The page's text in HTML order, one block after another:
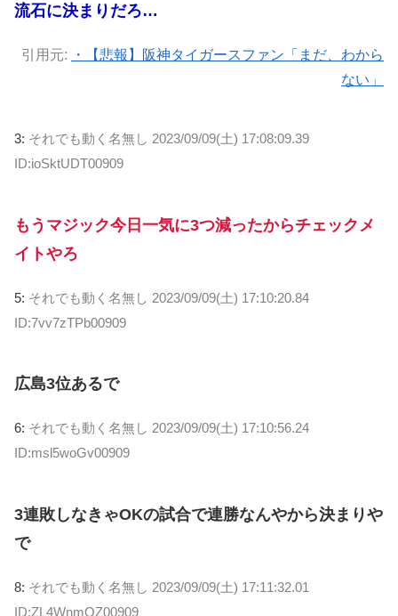
流石に決まりだろ…
引用元:
・【悲報】阪神タイガースファン「まだ、わから
ない」
3: それでも動く名無し 2023/09/09(土) 17:08:09.39
ID:ioSktUDT00909
もうマジック今日一気に3つ減ったからチェックメ
イトやろ
5: それでも動く名無し 2023/09/09(土) 17:10:20.84
ID:7vv7zTPb00909
広島3位あるで
6: それでも動く名無し 2023/09/09(土) 17:10:56.24
ID:msl5woGv00909
3連敗しなきゃOKの試合で連勝なんやから決まりや
で
8: それでも動く名無し 2023/09/09(土) 17:11:32.01
ID:ZL4WnmOZ00909